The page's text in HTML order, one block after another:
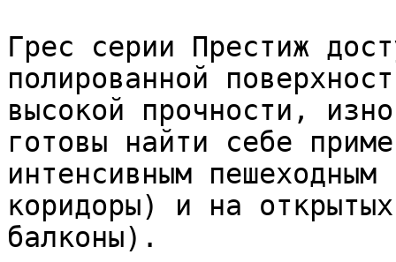
Грес серии Престиж
полированной
высокой прочности,
готовы найти себе
интенсивным
коридоры) и на
балконы).